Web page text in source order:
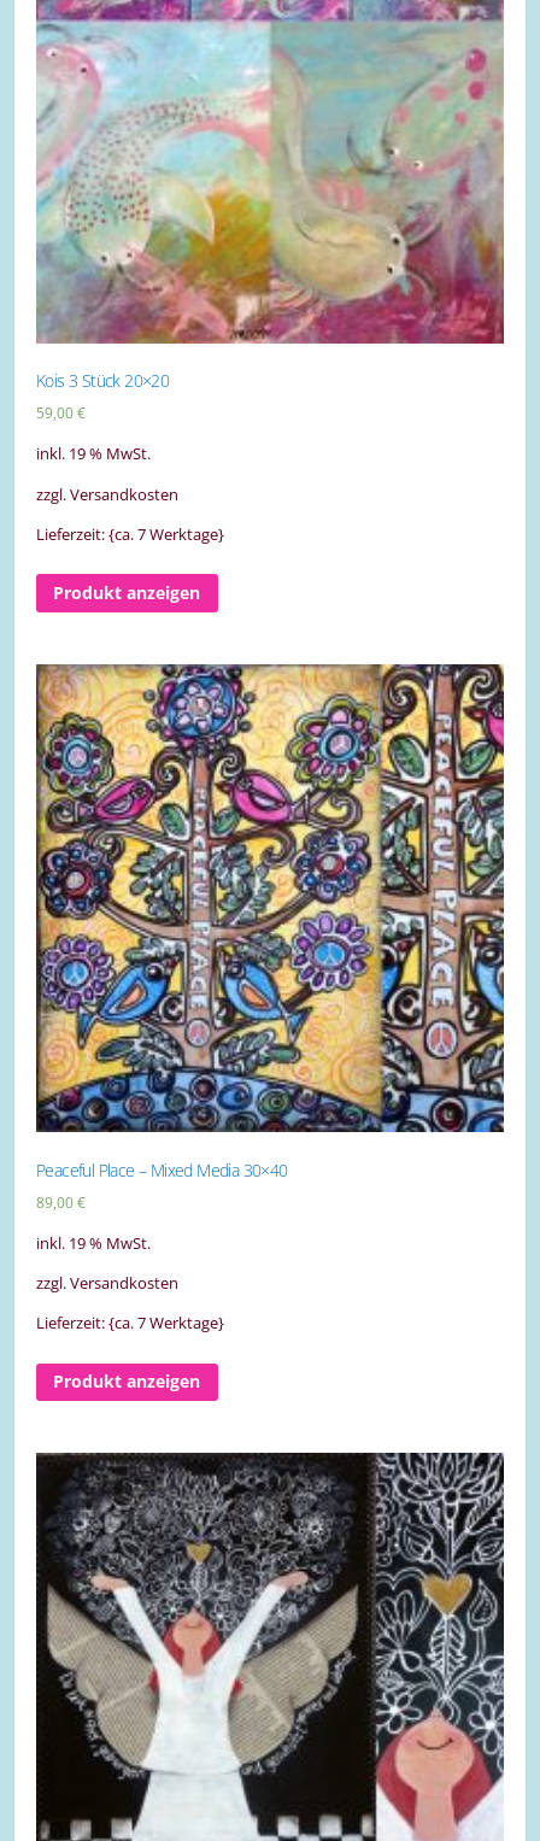
Kois 3 Stück 20×20
59,00€
inkl. 19 % MwSt.
zzgl. Versandkosten
Lieferzeit: {ca. 7 Werktage}
Produkt anzeigen
Peaceful Place – Mixed Media 30×40
89,00€
inkl. 19 % MwSt.
zzgl. Versandkosten
Lieferzeit: {ca. 7 Werktage}
Produkt anzeigen